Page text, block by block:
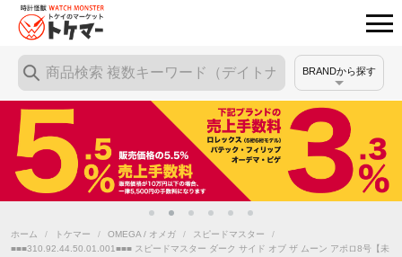
BRANDから探す
ホーム / トケマー / OMEGA / オメガ / スピードマスター
/
■■■310.92.44.50.01.001■■■ スピードマスター ダーク サイド オブ ザ ムー ン アポロ8号【未